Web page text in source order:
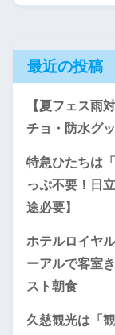
最近の投稿
【夏フェス雨
チョ・防水グ
特急ひたちは
っぷ不要！日
途必要】
ホテルロイヤ
ーアルで客室
スト朝食
久慈観光は「